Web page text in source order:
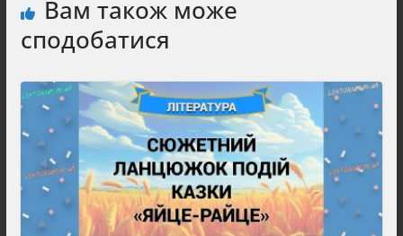
Вам також може
сподобатися